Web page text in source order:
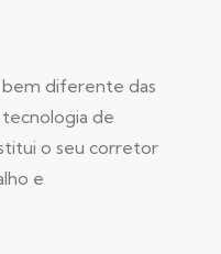
diferente das
de
o seu corretor
e